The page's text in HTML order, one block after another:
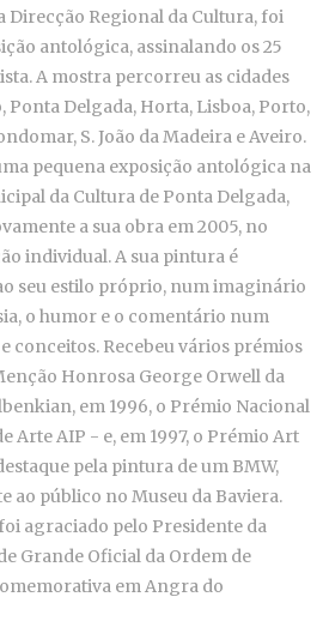
Direcção Regional da Cultura, foi
antológica, assinalando os 25
A mostra percorreu as cidades
Delgada, Horta, Lisboa, Porto,
S. João da Madeira e Aveiro.
pequena exposição antológica na
da Cultura de Ponta Delgada,
a sua obra em 2005, no
individual. A sua pintura é
seu estilo próprio, num imaginário
o humor e o comentário num
conceitos. Recebeu vários prémios
Honrosa George Orwell da
em 1996, o Prémio Nacional
Arte AIP - e, em 1997, o Prémio Art
pela pintura de um BMW,
ao público no Museu da Baviera.
agraciado pelo Presidente da
Grande Oficial da Ordem de
em Angra do